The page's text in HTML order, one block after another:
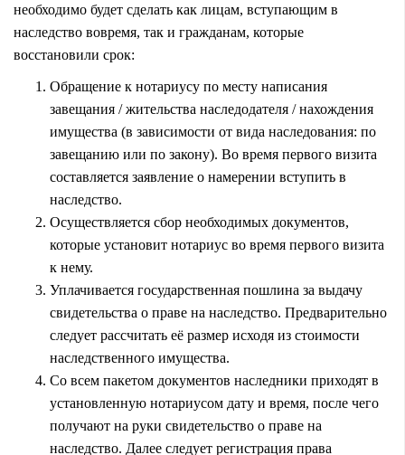
необходимо будет сделать как лицам, вступающим в
наследство вовремя, так и гражданам, которые
восстановили срок:
Обращение к нотариусу по месту написания
завещания / жительства наследодателя / нахождения
имущества (в зависимости от вида наследования: по
завещанию или по закону). Во время первого визита
составляется заявление о намерении вступить в
наследство.
Осуществляется сбор необходимых документов,
которые установит нотариус во время первого визита
к нему.
Уплачивается государственная пошлина за выдачу
свидетельства о праве на наследство. Предварительно
следует рассчитать её размер исходя из стоимости
наследственного имущества.
Со всем пакетом документов наследники приходят в
установленную нотариусом дату и время, после чего
получают на руки свидетельство о праве на
наследство. Далее следует регистрация права